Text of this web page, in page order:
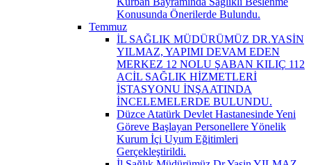
Konusunda Önerilerde Bulundu.
Temmuz
İL SAĞLIK MÜDÜRÜMÜZ DR.YASİN
YILMAZ, YAPIMI DEVAM EDEN
MERKEZ 12 NOLU ŞABAN KILIÇ 112
ACİL SAĞLIK HİZMETLERİ
İSTASYONU İNŞAATINDA
İNCELEMELERDE BULUNDU.
Düzce Atatürk Devlet Hastanesinde Yeni
Göreve Başlayan Personellere Yönelik
Kurum İçi Uyum Eğitimleri
Gerçekleştirildi.